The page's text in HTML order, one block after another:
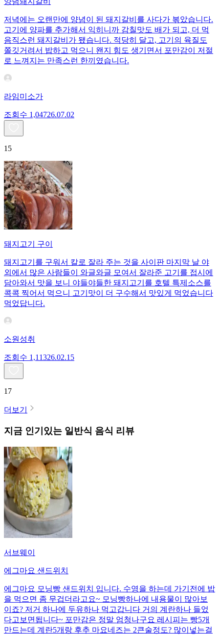
저녁에는 오랜만에 양념이 된 돼지갈비를 사다가 볶았습니다.
고기에 양파를 추가해서 익히니까 감칠맛도 배가 되고, 더 먹
음직스런 돼지갈비가 됐습니다. 적당히 달고, 고기의 육질도
쫄깃거려서 밥하고 먹으니 왠지 힘도 생기면서 포만감이 저절
로 느껴지는 만족스런 한끼였습니다.
라임미소가
조회수 1,04726.07.02
15
돼지고기 구이
돼지고기를 구워서 칼로 잘라 주는 것을 사이판 마지막 날 야
외에서 많은 사람들이 와글와글 모여서 잘라준 고기를 접시에
담아와서 맛을 보니 야들야들한 돼지고기를 호텔 특제소스를
콕콕 찍어서 먹으니 고기맛이 더 구수해서 맛있게 먹었습니다
먹었답니다.
소원성취
조회수 1,11326.02.15
17
더보기
지금 인기있는 일반식 음식 리뷰
서브웨이
에그마요 샌드위치
에그마요 모닝빵 샌드위치 입니다. 수영을 하는데 가기전에 밥
을 먹으면 좀 무겁더라고요~ 모닝빵하나에 내용물이 많아보
이죠? 저거 하나에 두유하나 먹고갑니다 거의 계란하나 들었
다고보면됩니다~ 포만감은 정말 엄청나구요 레시피는 빵5개
만드는데 계란5개랑 후추 마요네즈는 2큰술정도? 많이넣는걸